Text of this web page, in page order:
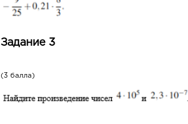
Задание 3
(3 балла)